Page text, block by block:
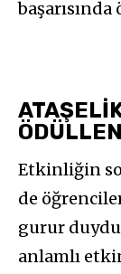
Etkinliğin
de
gurur
anlamlı